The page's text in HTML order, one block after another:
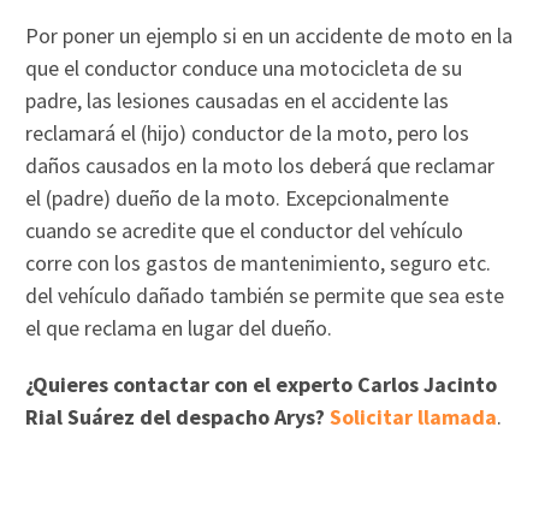
Por poner un ejemplo si en un accidente de moto en la
que el conductor conduce una motocicleta de su
padre, las lesiones causadas en el accidente las
reclamará el (hijo) conductor de la moto, pero los
daños causados en la moto los deberá que reclamar
el (padre) dueño de la moto. Excepcionalmente
cuando se acredite que el conductor del vehículo
corre con los gastos de mantenimiento, seguro etc.
del vehículo dañado también se permite que sea este
el que reclama en lugar del dueño.
¿Quieres contactar con el experto Carlos Jacinto
Rial Suárez del despacho Arys?Solicitar llamada.